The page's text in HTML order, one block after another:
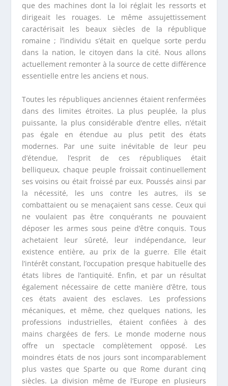
que des machines dont la loi réglait les ressorts et
dirigeait les rouages. Le même assujettissement
caractérisait les beaux siècles de la république
romaine ; l’individu s’était en quelque sorte perdu
dans la nation, le citoyen dans la cité. Nous allons
actuellement remonter à la source de cette différence
essentielle entre les anciens et nous.
Toutes les républiques anciennes étaient renfermées
dans des limites étroites. La plus peuplée, la plus
puissante, la plus considérable d’entre elles, n’était
pas égale en étendue au plus petit des états
modernes. Par une suite inévitable de leur peu
d’étendue, l’esprit de ces républiques était
belliqueux, chaque peuple froissait continuellement
ses voisins ou était froissé par eux. Poussés ainsi par
la nécessité, les uns contre les autres, ils se
combattaient ou se menaçaient sans cesse. Ceux qui
ne voulaient pas être conquérants ne pouvaient
déposer les armes sous peine d’être conquis. Tous
achetaient leur sûreté, leur indépendance, leur
existence entière, au prix de la guerre. Elle était
l’intérêt constant, l’occupation presque habituelle des
états libres de l’antiquité. Enfin, et par un résultat
également nécessaire de cette manière d’être, tous
ces états avaient des esclaves. Les professions
mécaniques, et même, chez quelques nations, les
professions industrielles, étaient confiées à des
mains chargées de fers. Le monde moderne nous
offre un spectacle complètement opposé. Les
moindres états de nos jours sont incomparablement
plus vastes que Sparte ou que Rome durant cinq
siècles. La division même de l’Europe en plusieurs